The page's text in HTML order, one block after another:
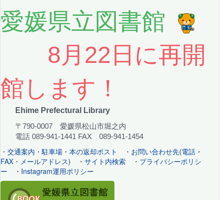
愛媛県立図書館
8月22日に再開
館します！
Ehime Prefectural Library
〒790-0007 愛媛県松山市堀之内
電話 089-941-1441 FAX 089-941-1454
・ 交通案内・駐車場・本の返却ポスト ・ お問い合わせ先(電話・
FAX・メールアドレス) ・ サイト内検索 ・ プライバシーポリシ
ー ・ Instagram運用ポリシー